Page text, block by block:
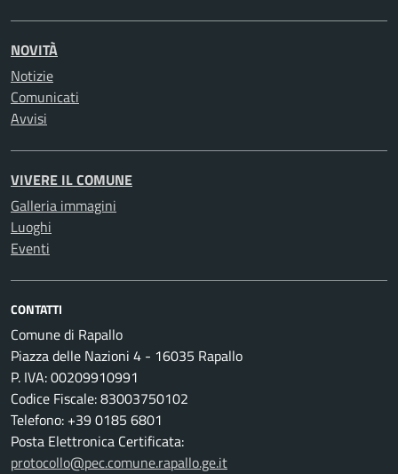
NOVITÀ
Notizie
Comunicati
Avvisi
VIVERE IL COMUNE
Galleria immagini
Luoghi
Eventi
CONTATTI
Comune di Rapallo
Piazza delle Nazioni 4 - 16035 Rapallo
P. IVA: 00209910991
Codice Fiscale: 83003750102
Telefono: +39 0185 6801
Posta Elettronica Certificata:
protocollo@pec.comune.rapallo.ge.it